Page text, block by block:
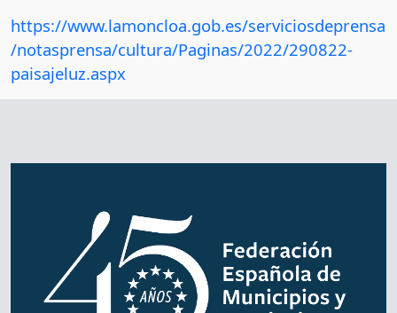
https://www.lamoncloa.gob.es/serviciosdeprensa
/notasprensa/cultura/Paginas/2022/290822-
paisajeluz.aspx